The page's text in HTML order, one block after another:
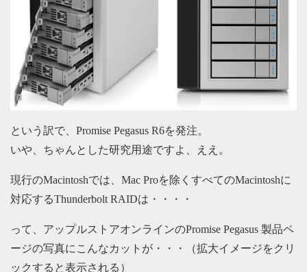
という訳で、Promise Pegasus R6を発注。
いや、ちゃんとした研究用途ですよ、ええ。
現行のMacintoshでは、Mac Proを除くすべてのMacintoshに
対応するThunderbolt RAIDは・・・・
って、アップルストアオンラインのPromise Pegasus 製品ペ
ージの写真にこんなカットが・・・（拡大イメージをクリ
ックすると表示される）